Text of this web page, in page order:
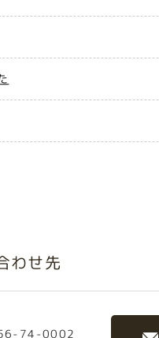
わせ先
74-0002